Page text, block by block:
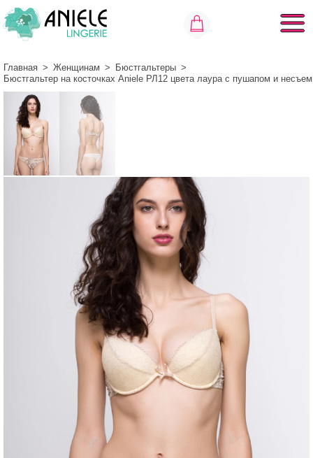
Главная > Женщинам > Бюстгальтеры >
Бюстгальтер на косточках Aniele РЛ12 цвета лаура с пушапом и